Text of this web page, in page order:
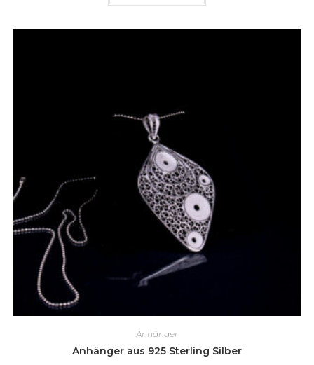
Anhänger
Anhänger aus 925 Sterling Silber